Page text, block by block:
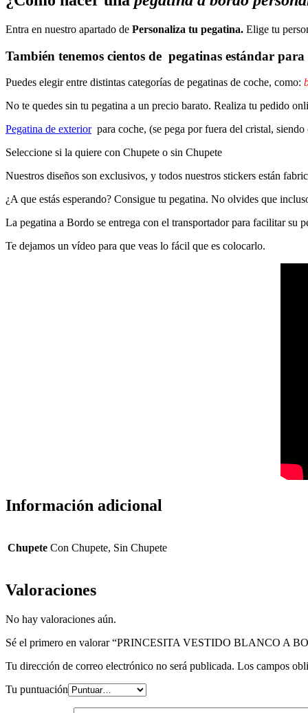
Entra en nuestro apartado de Personaliza tu pegatina. Elige tu
También tenemos cientos de pegatinas estándar para
Puedes elegir entre distintas categorías de pegatinas de coche, como:
No te quedes sin tu pegatina a un precio barato. Realiza tu pedido
Pegatina de exteriorpara coche, (se pega por fuera del cristal,
Seleccione si la quiere con Chupete o sin Chupete
Nuestros diseños son exclusivos, y todos nuestros stickers están
¿A que estás esperando? Consigue tu pegatina. No olvides que
La pegatina a Bordo se entrega con el transportador para facilitar su
Te dejamos un vídeo para que veas lo fácil que es colocarlo.
Información adicional
Chupete Con Chupete, Sin Chupete
Valoraciones
No hay valoraciones aún.
Sé el primero en valorar “PRINCESITA VESTIDO BLANCO A
Tu dirección de correo electrónico no será publicada. Los campos
Tu puntuación